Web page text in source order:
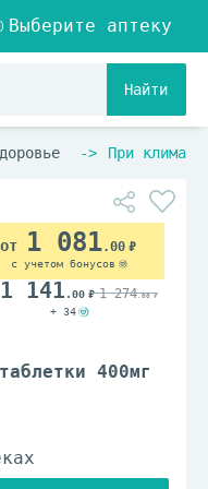
Найти
При
400мг
1 081.00
с учетом бонусов
1 141 .00 1 274.00
+ 34